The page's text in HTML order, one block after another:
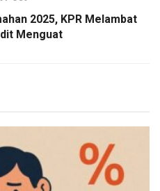
2025, KPR Melambat
Menguat